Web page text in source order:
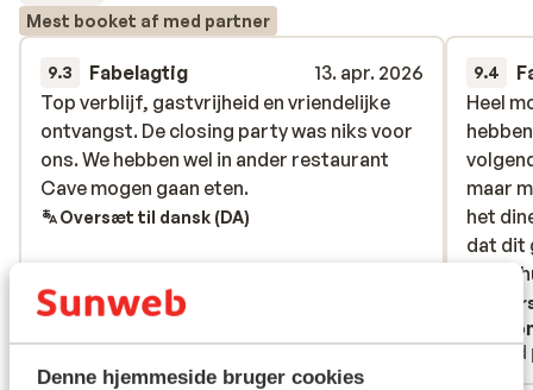
Denne hjemmeside bruger cookies
Mest booket af med partner
9.3 Fabelagtig
13. apr. 2026
Top verblijf, gastvrijheid en vriendelijke
ontvangst. De closing party was niks voor
ons. We hebben wel in ander restaurant
Cave mogen gaan eten.
Top verblijf, gastvrijheid en vriendelijke
ontvangst. De closing party was niks voor
ons. We hebben wel in ander restaurant
Cave mogen gaan eten.
Oversæt til dansk (DA)
Med familie
9.4
Heel
maar
het
dat dit
Heel
maar
het
dat dit